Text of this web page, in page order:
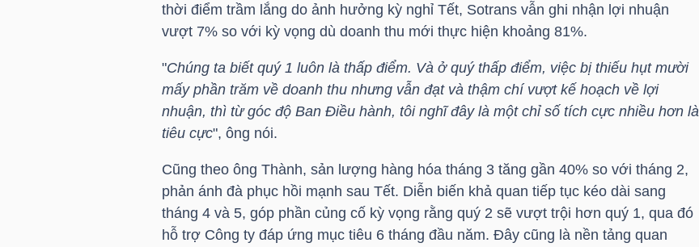
thời điểm trầm lắng do ảnh hưởng kỳ nghỉ Tết, Sotrans vẫn ghi nhận lợi nhuận
vượt 7% so với kỳ vọng dù doanh thu mới thực hiện khoảng 81%.
"Chúng ta biết quý 1 luôn là thấp điểm. Và ở quý thấp điểm, việc bị thiếu hụt mười
mấy phần trăm về doanh thu nhưng vẫn đạt và thậm chí vượt kế hoạch về lợi
nhuận, thì từ góc độ Ban Điều hành, tôi nghĩ đây là một chỉ số tích cực nhiều hơn là
tiêu cực", ông nói.
Cũng theo ông Thành, sản lượng hàng hóa tháng 3 tăng gần 40% so với tháng 2,
phản ánh đà phục hồi mạnh sau Tết. Diễn biến khả quan tiếp tục kéo dài sang
tháng 4 và 5, góp phần củng cố kỳ vọng rằng quý 2 sẽ vượt trội hơn quý 1, qua đó
hỗ trợ Công ty đáp ứng mục tiêu 6 tháng đầu năm. Đây cũng là nền tảng quan